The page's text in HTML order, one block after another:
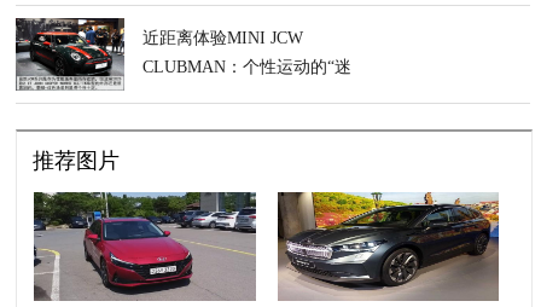
近距离体验MINI JCW
CLUBMAN：个性运动的“迷
推荐图片